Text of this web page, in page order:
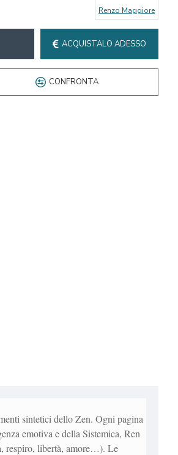
Renzo Maggiore
ACQUISTALO ADESSO
CONFRONTA
sintetici dello Zen. Ogni pagina
emotiva e della Sistemica, Ren
respiro, libertà, amore…). Le